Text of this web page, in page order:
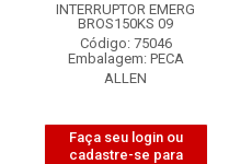
INTERRUPTOR EMERG
BROS150KS 09
Código: 75046
Embalagem: PECA
ALLEN
Faça seu login ou
cadastre-se para